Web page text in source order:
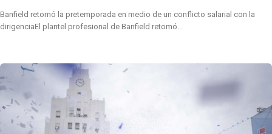
Banfield retomó la pretemporada en medio de un conflicto salarial con la
dirigenciaEl plantel profesional de Banfield retomó…